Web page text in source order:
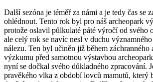
Další sezóna je téměř za námi a je tedy čas se
ohlédnout. Tento rok byl pro náš archeopark
protože oslavil půlkulaté páté výročí od svého
ale celý rok se navíc nesl v duchu
nálezu. Ten byl učiněn již během záchranného
výzkumu před samotnou výstavbou
nyní se dočkal svého důkladného zpracování.
pravěkého vlka z období lovců mamutů, který